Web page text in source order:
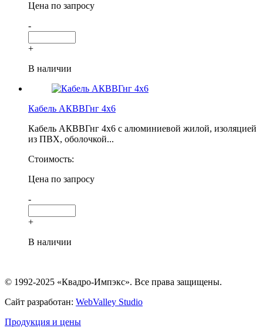
Цена по запросу
-
+
В наличии
Кабель АКВВГнг 4х6
Кабель АКВВГнг 4х6 с алюминиевой жилой, изоляцией
из ПВХ, оболочкой...
Стоимость:
Цена по запросу
-
+
В наличии
© 1992-2025 «Квадро-Импэкс». Все права защищены.
Сайт разработан: WebValley Studio
Продукция и цены